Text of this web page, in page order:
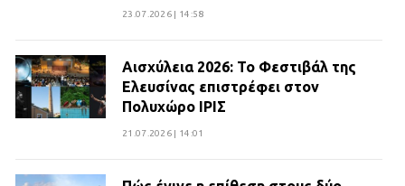
23.07.2026 | 14:58
Αισχύλεια 2026: Το Φεστιβάλ της
Ελευσίνας επιστρέφει στον
Πολυχώρο ΙΡΙΣ
21.07.2026 | 14:01